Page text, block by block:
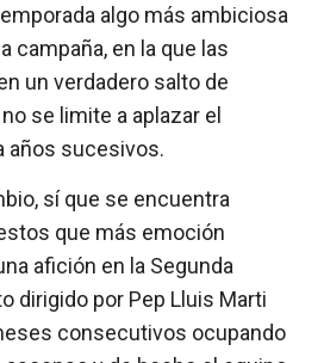
algo más ambiciosa
campaña, en la que las
un verdadero salto de
se limite a aplazar el
años sucesivos.
sí que se encuentra
que más emoción
afición en la Segunda
dirigido por Pep Lluis Marti
consecutivos ocupando